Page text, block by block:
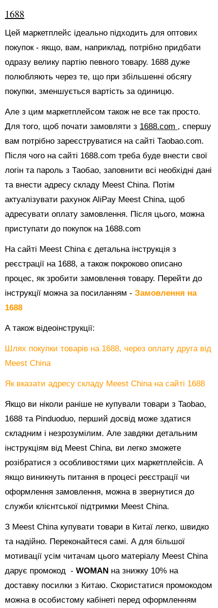
1688
Цей маркетплейс ідеально підходить для оптових
покупок - якщо, вам, наприклад, потрібно придбати
одразу велику партію певного товару. 1688 дуже
полюбляють через те, що при збільшенні обсягу
покупки, зменшується вартість за одиницю.
Але з цим маркетплейсом також не все так просто.
Для того, щоб почати замовляти з 1688.com , спершу
вам потрібно зареєструватися на сайті Таоbао.com.
Після чого на сайті 1688.com треба буде внести свої
логін та пароль з Таобао, заповнити всі необхідні дані
та внести адресу складу Meest China. Потім
актуалізувати рахунок AliPay Meest China, щоб
адресувати оплату замовлення. Після цього, можна
приступати до покупок на 1688.com
На сайті Meest China є детальна інструкція з
реєстрації на 1688, а також покроково описано
процес, як зробити замовлення товару. Перейти до
інструкції можна за посиланням - Замовлення на
1688
А також відеоінструкції:
Шлях покупки товарів на 1688, через оплату друга від
Meest China
Як вказати адресу складу Meest China на сайті 1688
Якщо ви ніколи раніше не купували товари з Taobao,
1688 та Pinduoduo, перший досвід може здатися
складним і незрозумілим. Але завдяки детальним
інструкціям від Meest China, ви легко зможете
розібратися з особливостями цих маркетплейсів. А
якщо виникнуть питання в процесі реєстрації чи
оформлення замовлення, можна в звернутися до
служби клієнтської підтримки Meest China.
З Meest China купувати товари в Китаї легко, швидко
та надійно. Переконайтеся самі. А для більшої
мотивації усім читачам цього матеріалу Meest China
дарує промокод - WOMAN на знижку 10% на
доставку посилки з Китаю. Скористатися промокодом
можна в особистому кабінеті перед оформленням